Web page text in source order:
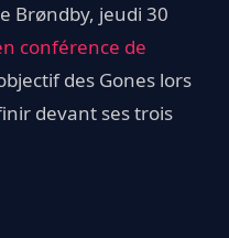
Brøndby, jeudi 30
conférence de
des Gones lors
devant ses trois